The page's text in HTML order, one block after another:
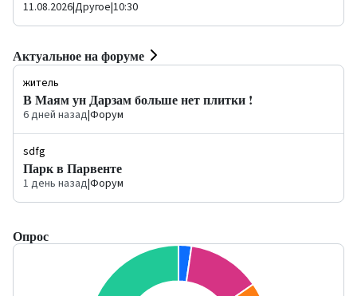
11.08.2026|Другое|10:30
Актуальное на форуме
житель
В Маям ун Дарзам больше нет плитки !
6 дней назад|Форум
sdfg
Парк в Парвенте
1 день назад|Форум
Опрос